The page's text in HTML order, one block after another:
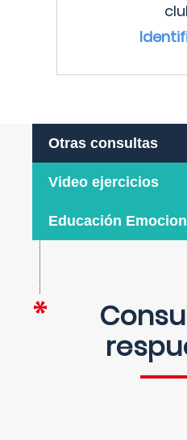
Otras consultas
Video ejercicios
Educación